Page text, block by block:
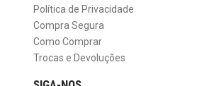
Política de Privacidade
Compra Segura
Como Comprar
Trocas e Devoluções